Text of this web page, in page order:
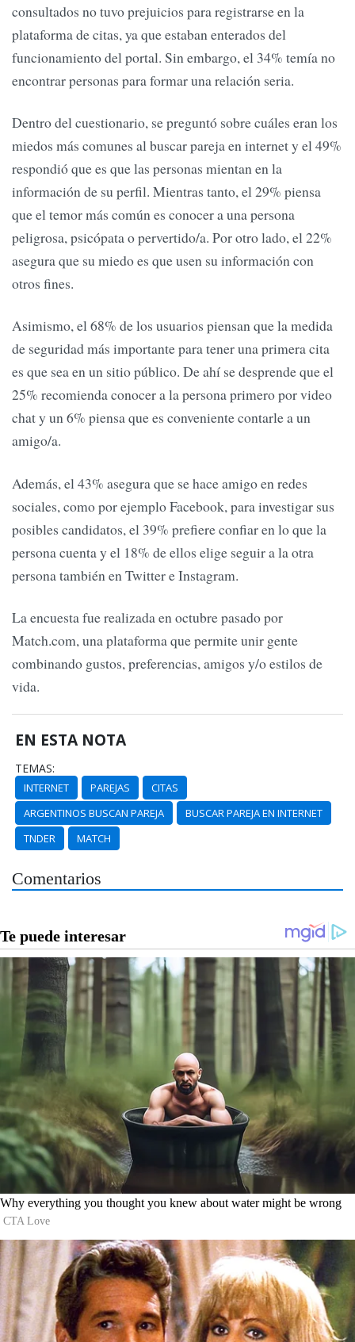
consultados no tuvo prejuicios para registrarse en la
plataforma de citas, ya que estaban enterados del
funcionamiento del portal. Sin embargo, el 34% temía no
encontrar personas para formar una relación seria.
Dentro del cuestionario, se preguntó sobre cuáles eran los
miedos más comunes al buscar pareja en internet y el 49%
respondió que es que las personas mientan en la
información de su perfil. Mientras tanto, el 29% piensa
que el temor más común es conocer a una persona
peligrosa, psicópata o pervertido/a. Por otro lado, el 22%
asegura que su miedo es que usen su información con
otros fines.
Asimismo, el 68% de los usuarios piensan que la medida
de seguridad más importante para tener una primera cita
es que sea en un sitio público. De ahí se desprende que el
25% recomienda conocer a la persona primero por video
chat y un 6% piensa que es conveniente contarle a un
amigo/a.
Además, el 43% asegura que se hace amigo en redes
sociales, como por ejemplo Facebook, para investigar sus
posibles candidatos, el 39% prefiere confiar en lo que la
persona cuenta y el 18% de ellos elige seguir a la otra
persona también en Twitter e Instagram.
La encuesta fue realizada en octubre pasado por
Match.com, una plataforma que permite unir gente
combinando gustos, preferencias, amigos y/o estilos de
vida.
EN ESTA NOTA
TEMAS:
INTERNET PAREJAS
CITAS
ARGENTINOS BUSCAN PAREJA
BUSCAR PAREJA EN INTERNET
TNDER
MATCH
Comentarios